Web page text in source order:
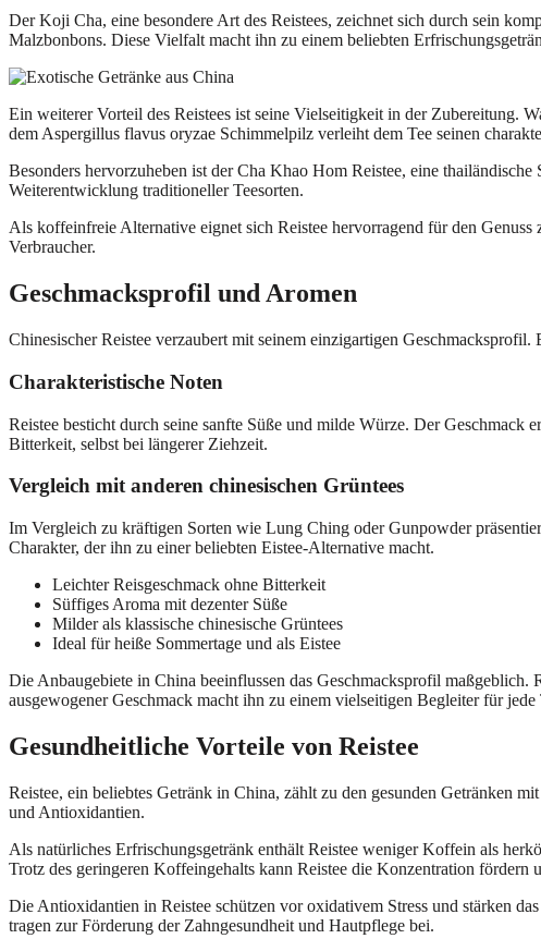
Der Koji Cha, eine besondere Art des Reistees, zeichnet sich durch sein
Malzbonbons. Diese Vielfalt macht ihn zu einem beliebten
Ein weiterer Vorteil des Reistees ist seine Vielseitigkeit in der Zubereitung.
dem Aspergillus flavus oryzae Schimmelpilz verleiht dem Tee seinen
Besonders hervorzuheben ist der Cha Khao Hom Reistee, eine
Weiterentwicklung traditioneller Teesorten.
Als koffeinfreie Alternative eignet sich Reistee hervorragend für den
Verbraucher.
Geschmacksprofil und Aromen
Chinesischer Reistee verzaubert mit seinem einzigartigen
Charakteristische Noten
Reistee besticht durch seine sanfte Süße und milde Würze. Der
Bitterkeit, selbst bei längerer Ziehzeit.
Vergleich mit anderen chinesischen Grüntees
Im Vergleich zu kräftigen Sorten wie Lung Ching oder Gunpowder
Charakter, der ihn zu einer beliebten Eistee-Alternative macht.
Leichter Reisgeschmack ohne Bitterkeit
Süffiges Aroma mit dezenter Süße
Milder als klassische chinesische Grüntees
Ideal für heiße Sommertage und als Eistee
Die Anbaugebiete in China beeinflussen das Geschmacksprofil maßgeblich.
ausgewogener Geschmack macht ihn zu einem vielseitigen Begleiter für jede
Gesundheitliche Vorteile von Reistee
Reistee, ein beliebtes Getränk in China, zählt zu den gesunden Getränken
und Antioxidantien.
Als natürliches Erfrischungsgetränk enthält Reistee weniger Koffein als
Trotz des geringeren Koffeingehalts kann Reistee die Konzentration fördern
Die Antioxidantien in Reistee schützen vor oxidativem Stress und stärken
tragen zur Förderung der Zahngesundheit und Hautpflege bei.